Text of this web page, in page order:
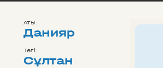
Аты:
Данияр
Тегі:
Сұлтан